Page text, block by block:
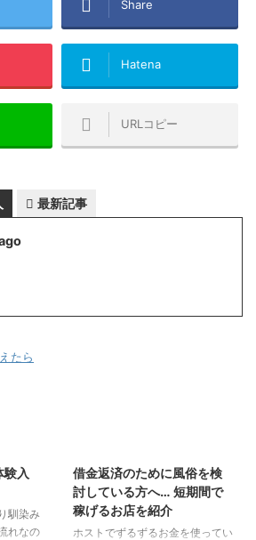
Share
Hatena
URLコピー
最新記事
たら
験入
馴染み
れなの
借金返済のために風俗を検
討している方へ… 短期間で
稼げるお店を紹介
ホストでずるずるお金を使ってい